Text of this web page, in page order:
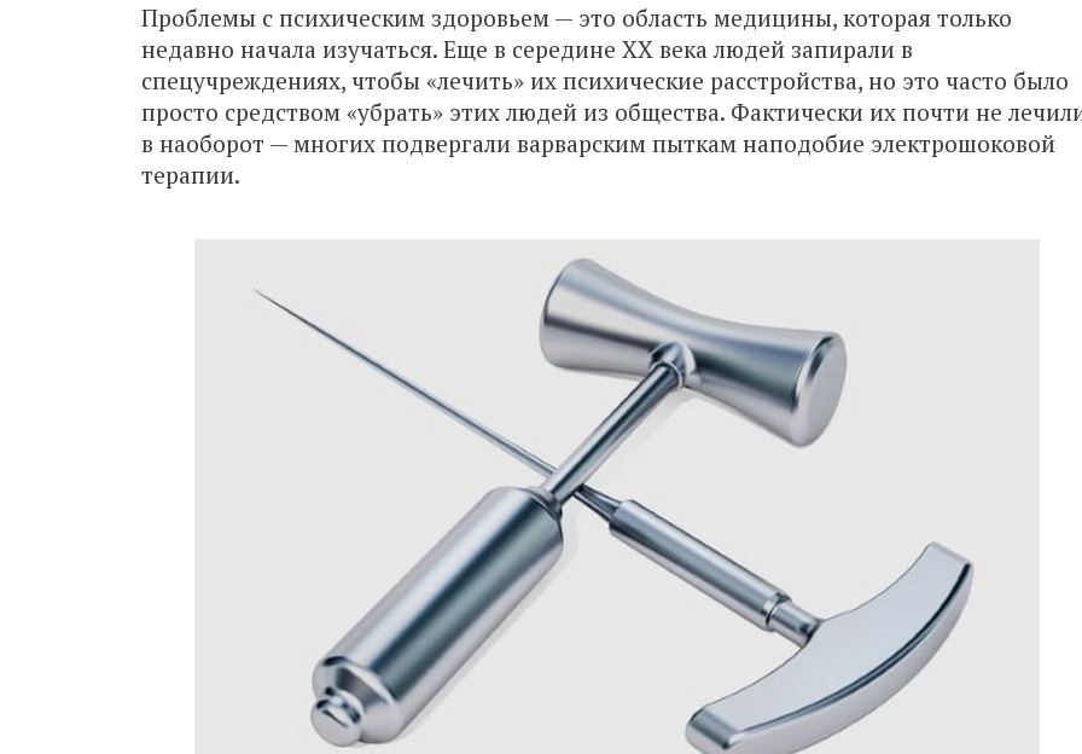
Проблемы с психическим здоровьем — это область медицины, которая только
недавно начала изучаться. Еще в середине XX века людей запирали в
спецучреждениях, чтобы «лечить» их психические расстройства, но это часто было
просто средством «убрать» этих людей из общества. Фактически их почти не
в наоборот — многих подвергали варварским пыткам наподобие электрошоковой
терапии.